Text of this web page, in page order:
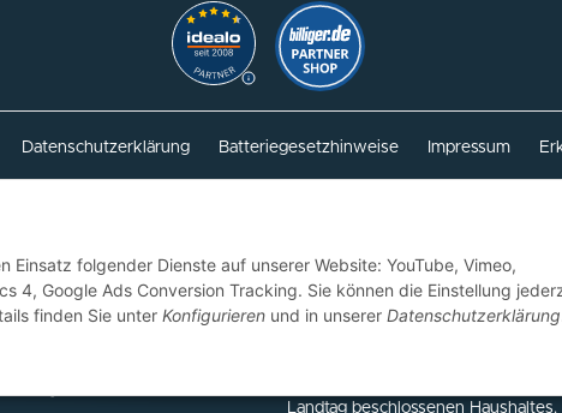
Einsatz folgender Dienste auf unserer Website: YouTube, Vimeo,
4, Google Ads Conversion Tracking. Sie können die Einstellung
finden Sie unter Konfigurieren und in unserer Datenschutzerklärung
Datenschutzerklärung Batteriegesetzhinweise Impressum
Status: Opt-Out-Cookie ist nicht gesetzt (Tracking aktiv)
Lieferungen nach Belgien 21 % MWST / Für Lieferungen nach Frankreich 20%
Im Projekt werden interne
Kundensupport digitalisiert und
Europäischen Union sowie durch
Landtag beschlossenen Haushaltes.